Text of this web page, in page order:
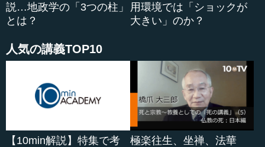
説…地政学の「3つの柱」
とは？
用環境では「ショックが
大きい」のか？
人気の講義TOP10
【10min解説】特集で考
極楽往生、坐禅、法華